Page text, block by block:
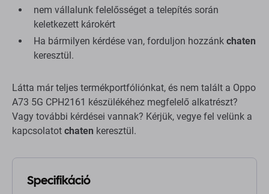
nem vállalunk felelősséget a telepítés során
keletkezett károkért
Ha bármilyen kérdése van, forduljon hozzánk chaten
keresztül.
Látta már teljes termékportfóliónkat, és nem talált a Oppo
A73 5G CPH2161 készülékéhez megfelelő alkatrészt?
Vagy további kérdései vannak? Kérjük, vegye fel velünk a
kapcsolatot chaten keresztül.
Specifikáció